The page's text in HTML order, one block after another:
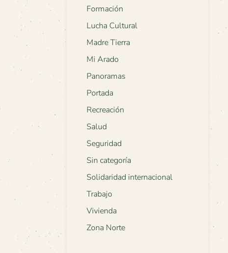
Formación
Lucha Cultural
Madre Tierra
Mi Arado
Panoramas
Portada
Recreación
Salud
Seguridad
Sin categoría
Solidaridad internacional
Trabajo
Vivienda
Zona Norte